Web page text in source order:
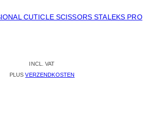
CUTICLE SCISSORS STALEKS PRO
INCL. VAT
PLUSVERZENDKOSTEN